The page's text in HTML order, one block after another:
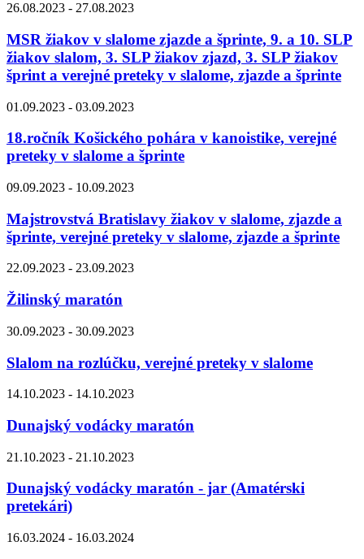
26.08.2023 - 27.08.2023
MSR žiakov v slalome zjazde a šprinte, 9. a 10. SLP
žiakov slalom, 3. SLP žiakov zjazd, 3. SLP žiakov
šprint a verejné preteky v slalome, zjazde a šprinte
01.09.2023 - 03.09.2023
18.ročník Košického pohára v kanoistike, verejné
preteky v slalome a šprinte
09.09.2023 - 10.09.2023
Majstrovstvá Bratislavy žiakov v slalome, zjazde a
šprinte, verejné preteky v slalome, zjazde a šprinte
22.09.2023 - 23.09.2023
Žilinský maratón
30.09.2023 - 30.09.2023
Slalom na rozlúčku, verejné preteky v slalome
14.10.2023 - 14.10.2023
Dunajský vodácky maratón
21.10.2023 - 21.10.2023
Dunajský vodácky maratón - jar (Amatérski
pretekári)
16.03.2024 - 16.03.2024